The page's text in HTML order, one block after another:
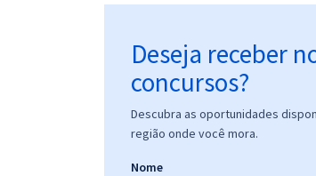
Deseja receber
concursos?
Descubra as oportunidades
região onde você mora.
Nome